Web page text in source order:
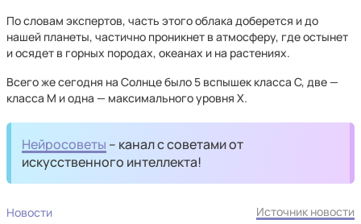
По словам экспертов, часть этого облака доберется и до
нашей планеты, частично проникнет в атмосферу, где остынет
и осядет в горных породах, океанах и на растениях.
Всего же сегодня на Солнце было 5 вспышек класса С, две —
класса М и одна — максимального уровня Х.
Нейросоветы – канал с советами от
искусственного интеллекта!
Новости Источник новости